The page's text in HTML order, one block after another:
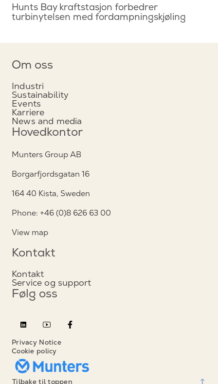
Hunts Bay kraftstasjon forbedrer
turbinytelsen med fordampningskjøling
Om oss
Industri
Sustainability
Events
Karriere
News and media
Hovedkontor
Munters Group AB
Borgarfjordsgatan 16
164 40 Kista, Sweden
Phone: +46 (0)8 626 63 00
View map
Kontakt
Kontakt
Service og support
Følg oss
Privacy Notice
Cookie policy
Tilbake til toppen